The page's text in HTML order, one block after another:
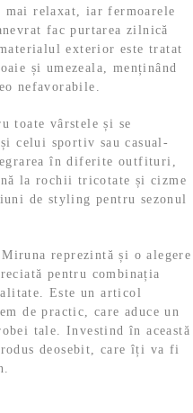
mai relaxat, iar fermoarele
fac purtarea zilnică
exterior este tratat
și umezeala, menținând
nefavorabile.
toate vârstele și se
celui sportiv sau casual-
în diferite outfituri,
la rochii tricotate și cizme
de styling pentru sezonul
reprezintă și o alegere
pentru combinația
Este un articol
de practic, care aduce un
tale. Investind în această
deosebit, care îți va fi